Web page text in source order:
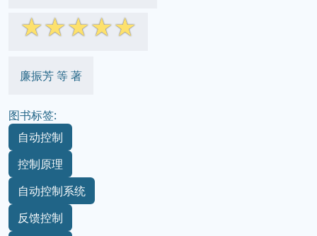
☆☆☆☆☆
廉振芳 等 著
图书标签:
自动控制
控制原理
自动控制系统
反馈控制